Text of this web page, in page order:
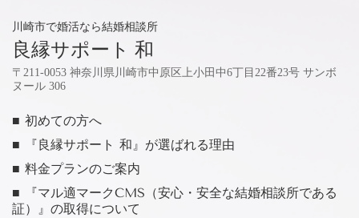
川崎市で婚活なら結婚相談所
良縁サポート 和
〒211-0053 神奈川県川崎市中原区上小田中6丁目22番23号 サンボ
ヌール 306
■ 初めての方へ
■ 『良縁サポート 和』が選ばれる理由
■ 料金プランのご案内
■ 『マル適マークCMS（安心・安全な結婚相談所である
証）』の取得について